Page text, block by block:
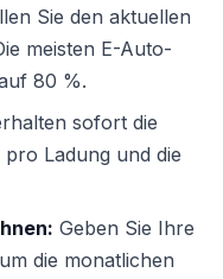
Sie den aktuellen
meisten E-Auto-
80 %.
sofort die
pro Ladung und die
Geben Sie Ihre
die monatlichen